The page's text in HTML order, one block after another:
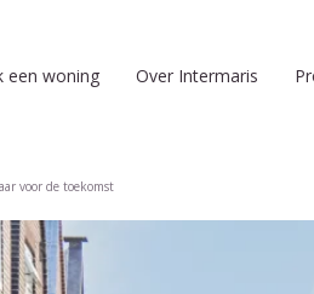
een woning Over Intermaris
voor de toekomst